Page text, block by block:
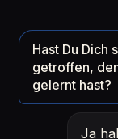
Hast Du Dich
getroffen,
gelernt hast?
Ja